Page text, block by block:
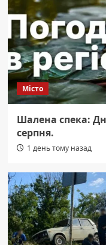
Місто
Шалена спека:
серпня.
1 день тому назад